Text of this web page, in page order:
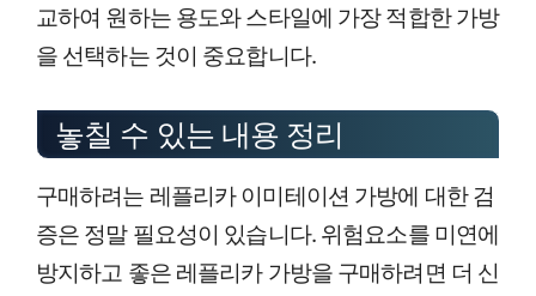
교하여 원하는 용도와 스타일에 가장 적합한 가방
을 선택하는 것이 중요합니다.
놓칠 수 있는 내용 정리
구매하려는 레플리카 이미테이션 가방에 대한 검
증은 정말 필요성이 있습니다. 위험요소를 미연에
방지하고 좋은 레플리카 가방을 구매하려면 더 신